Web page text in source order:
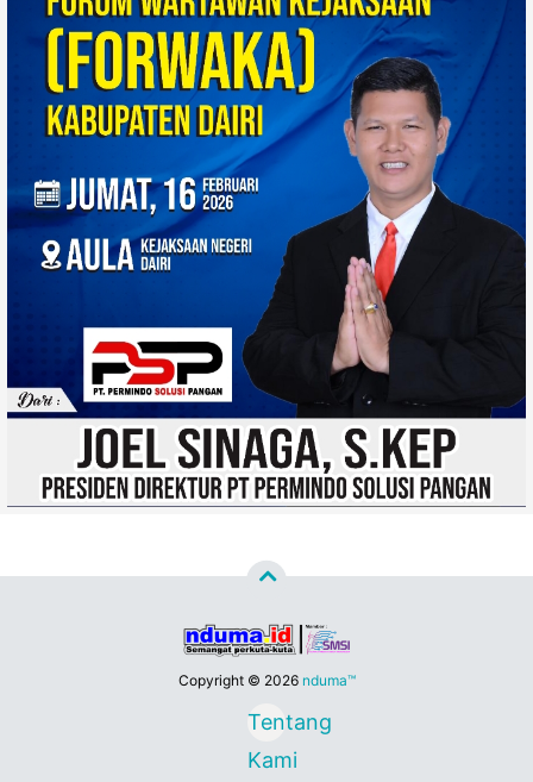
Copyright © 2026 nduma™
Tentang
Kami